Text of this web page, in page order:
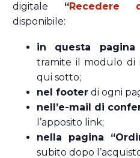
digitale “Recedere
disponibile:
in questa pagina
tramite il modulo di
qui sotto;
nel footer di ogni
nell’e-mail di
l’apposito link;
nella pagina
subito dopo